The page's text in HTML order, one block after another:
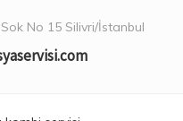
No 15 Silivri/İstanbul